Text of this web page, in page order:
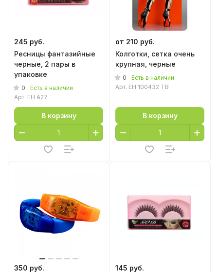
245 руб.
Ресницы фантазийные
черные, 2 пары в
упаковке
0
Есть в наличии
Арт. EH A27
В корзину
от 210 руб.
Колготки, сетка очень
крупная, черные
0
Есть в наличии
Арт. EH 100432 ТB
В корзину
350 руб.
145 руб.